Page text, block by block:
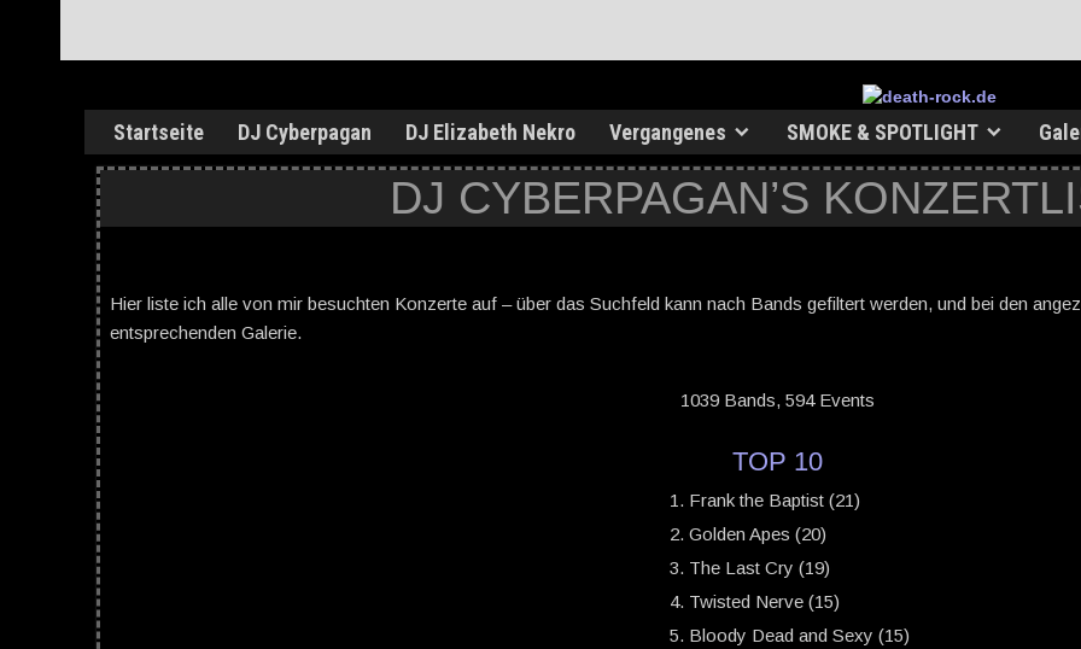
Startseite DJ Cyberpagan DJ Elizabeth Nekro Vergangenes SMOKE & SPOTLIGHT
DJ CYBERPAGAN’S
Hier liste ich alle von mir besuchten Konzerte auf – über das Suchfeld kann nach Bands gefiltert werden, und bei den
entsprechenden Galerie.
1039 Bands, 594 Events
TOP 10
Frank the Baptist (21)
Golden Apes (20)
The Last Cry (19)
Twisted Nerve (15)
Bloody Dead and Sexy (15)